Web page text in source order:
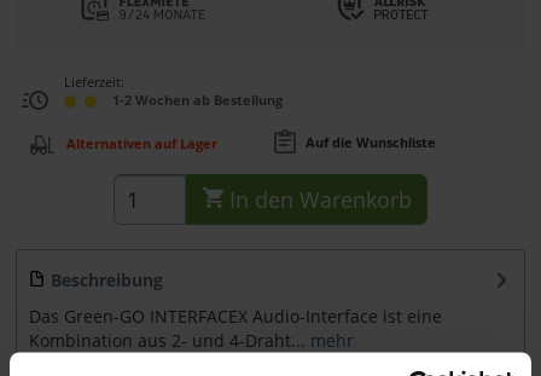
Lieferzeit:
1-2 Wochen ab Bestellung
Alternativen auf Lager Auf die Wunschliste
In den Warenkorb
Beschreibung
Das Green-GO INTERFACEX Audio-Interface ist eine
Kombination aus 2- und 4-Draht... mehr